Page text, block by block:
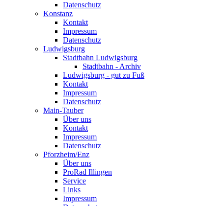
Datenschutz
Konstanz
Kontakt
Impressum
Datenschutz
Ludwigsburg
Stadtbahn Ludwigsburg
Stadtbahn - Archiv
Ludwigsburg - gut zu Fuß
Kontakt
Impressum
Datenschutz
Main-Tauber
Über uns
Kontakt
Impressum
Datenschutz
Pforzheim/Enz
Über uns
ProRad Illingen
Service
Links
Impressum